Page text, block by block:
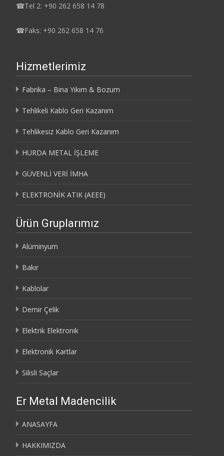
☎Tel 2: +90 262 658 14 78
☎Faks: +90 262 658 14 76
Hizmetlerimiz
Fabrika – Bina Yıkım & Bozum
Tehlikeli Kablo Geri Kazanım
Tehlikesiz Kablo Geri Kazanım
HURDA METAL İŞLEME
GÜVENLİ VERİ İMHA
ELEKTRONİK ATIK (AEEE)
Ürün Gruplarımız
Alüminyum
Bakır
Kablolar
Demir Çelik
Elektrik Elektronik
Elektronik Kartlar
Silisli Saçlar
Er Metal Madencilik
ANASAYFA
HAKKIMIZDA